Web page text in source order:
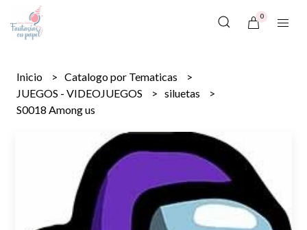
0
Inicio
Catalogo por Tematicas
JUEGOS - VIDEOJUEGOS
siluetas
S0018 Among us